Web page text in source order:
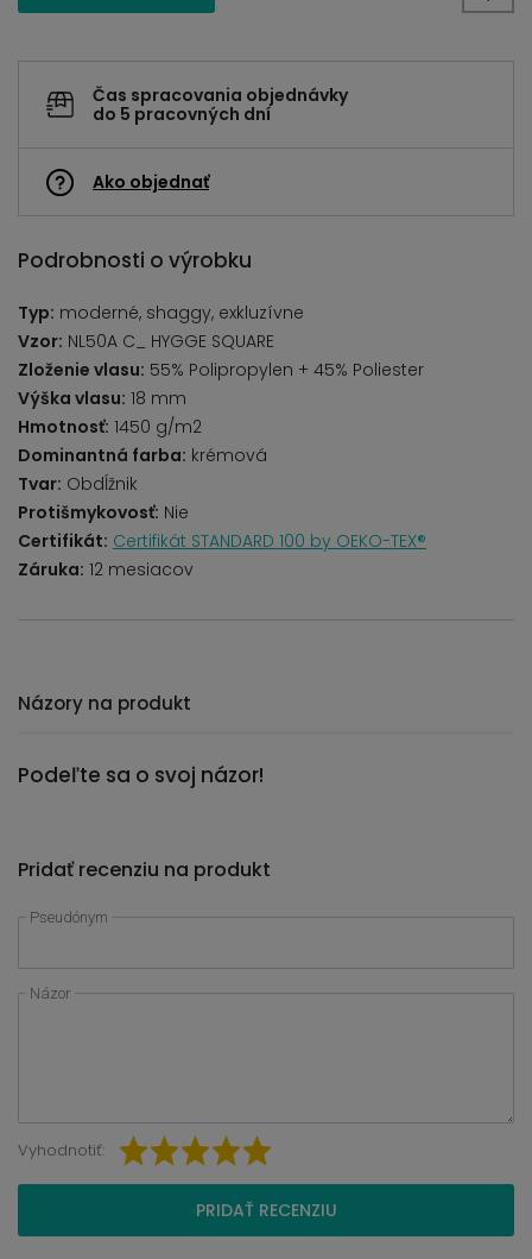
Čas spracovania objednávky
do 5 pracovných dní
Ako objednať
Podrobnosti o výrobku
Typ: moderné, shaggy, exkluzívne
Vzor: NL50A C_ HYGGE SQUARE
Zloženie vlasu: 55% Polipropylen + 45% Poliester
Výška vlasu: 18 mm
Hmotnosť: 1450 g/m2
Dominantná farba: krémová
Tvar: Obdĺžnik
Protišmykovosť: Nie
Certifikát: Certifikát STANDARD 100 by OEKO-TEX®
Záruka: 12 mesiacov
Názory na produkt
Podeľte sa o svoj názor!
Pridať recenziu na produkt
Pseudónym
Názor
Vyhodnotiť:
PRIDAŤ RECENZIU